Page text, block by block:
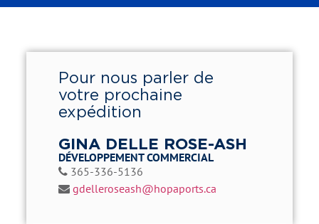
Pour nous parler de
votre prochaine
expédition
GINA DELLE ROSE-ASH
DÉVELOPPEMENT COMMERCIAL
365-336-5136
gdelleroseash@hopaports.ca